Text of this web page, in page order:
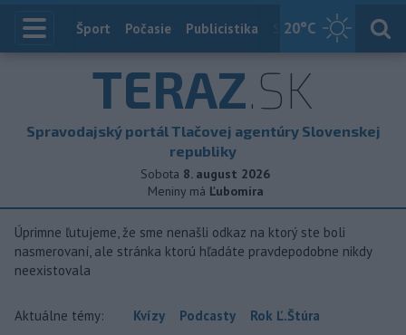
20°C
Index
Šport Počasie Publicistika Slovensko
TERAZ.SK
Spravodajský portál Tlačovej agentúry Slovenskej
republiky
Sobota 8. august 2026
Meniny má Ľubomíra
Úprimne ľutujeme, že sme nenašli odkaz na ktorý ste boli
nasmerovaní, ale stránka ktorú hľadáte pravdepodobne nikdy
neexistovala
Aktuálne témy: Kvízy Podcasty Rok Ľ.Štúra